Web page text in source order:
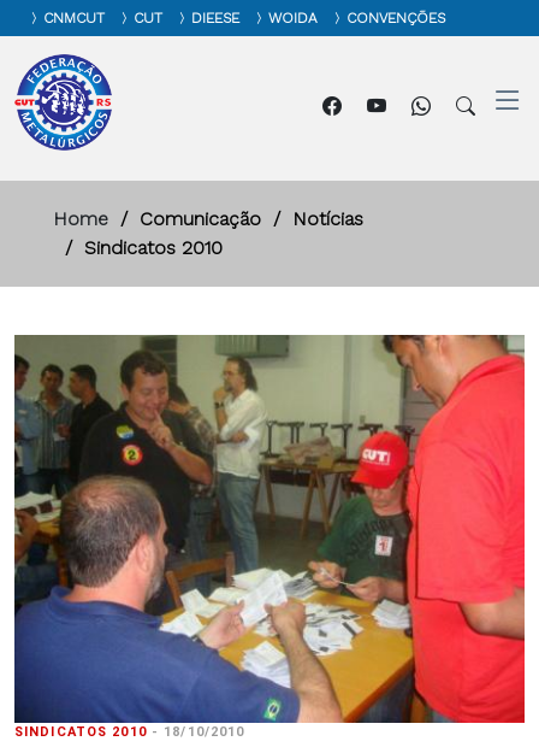
CNMCUT CUT DIEESE WOIDA CONVENÇÕES
Home Comunicação
Notícias
Sindicatos 2010
SINDICATOS 2010- 18/10/2010